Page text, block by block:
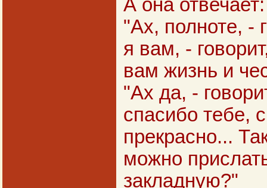
А она отвечает:
"Ах, полноте, -
я вам, -
вам жизнь и
"Ах да, -
спасибо тебе,
прекрасно...
можно
закладную?"